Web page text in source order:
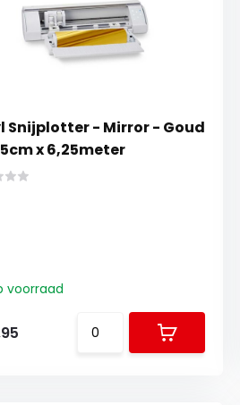
Snijplotter - Mirror - Goud
x 6,25meter
voorraad